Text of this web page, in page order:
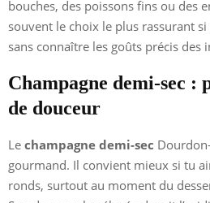
bouches, des poissons fins ou des
souvent le choix le plus rassurant
sans connaître les goûts précis des
Champagne demi-sec :
de douceur
Le champagne demi-sec
gourmand. Il convient mieux si tu
ronds, surtout au moment du